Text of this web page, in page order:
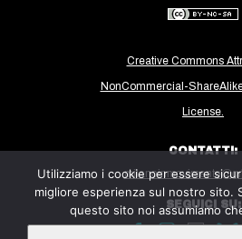
Creative Commons
NonCommercial-
License.
CONTATTI:
SEGUICI SU:
Utilizziamo i cookie per essere
migliore esperienza sul nostro sito.
questo sito noi assumiamo